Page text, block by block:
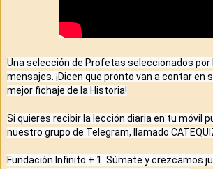
Una selección de Profetas seleccionados por
mensajes. ¡Dicen que pronto van a contar en
mejor fichaje de la Historia!
Si quieres recibir la lección diaria en tu móvil
nuestro grupo de Telegram, llamado